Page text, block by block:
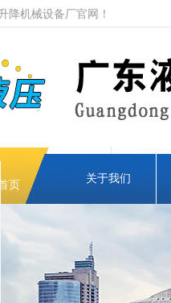
降机械设备厂官网！
页
关于我们